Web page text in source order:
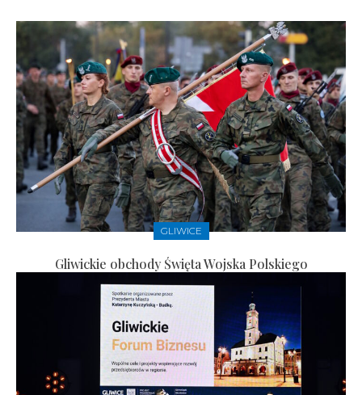
GLIWICE
Gliwickie obchody Święta Wojska Polskiego